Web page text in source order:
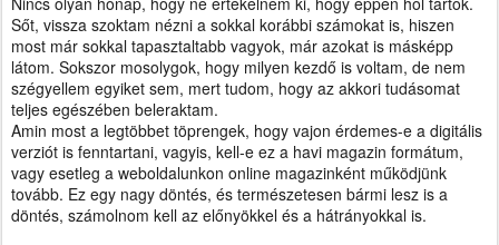
Sőt, vissza szoktam nézni a sokkal korábbi számokat is, hiszen
most már sokkal tapasztaltabb vagyok, már azokat is másképp
látom. Sokszor mosolygok, hogy milyen kezdő is voltam, de nem
szégyellem egyiket sem, mert tudom, hogy az akkori tudásomat
teljes egészében beleraktam.
Amin most a legtöbbet töprengek, hogy vajon érdemes-e a digitális
verziót is fenntartani, vagyis, kell-e ez a havi magazin formátum,
vagy esetleg a weboldalunkon online magazinként működjünk
tovább. Ez egy nagy döntés, és természetesen bármi lesz is a
döntés, számolnom kell az előnyökkel és a hátrányokkal is.